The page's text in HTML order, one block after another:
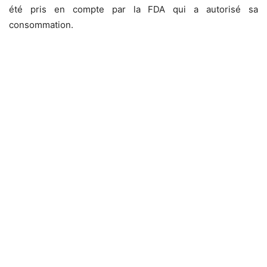
été pris en compte par la FDA qui a autorisé sa
consommation.